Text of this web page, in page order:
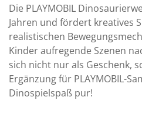
Die PLAYMOBIL
Jahren und fördert kreatives
realistischen
Kinder aufregende Szenen
sich nicht nur als Geschenk,
Ergänzung für PLAYMOBIL-
Dinospielspaß pur!